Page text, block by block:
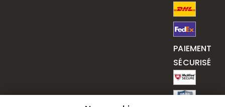
PAIEMENT
SÉCURISÉ